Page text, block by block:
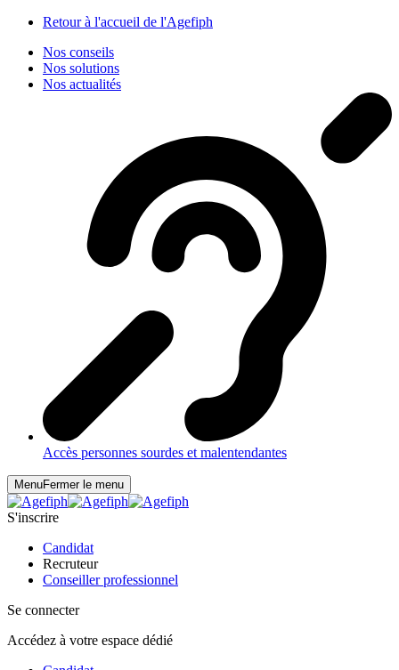
Retour à l'accueil de l'Agefiph
Nos conseils
Nos solutions
Nos actualités
Accès personnes sourdes et malentendantes
MenuFermer le menu
S'inscrire
Candidat
Recruteur
Conseiller professionnel
Se connecter
Accédez à votre espace dédié